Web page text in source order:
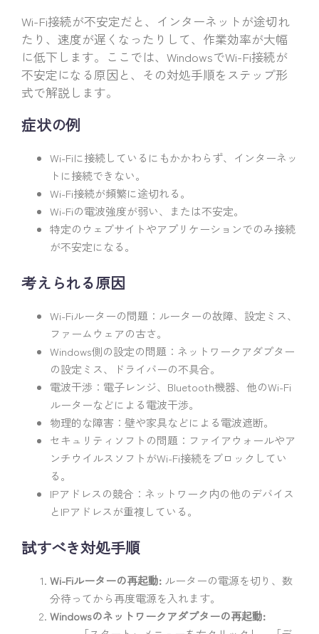
Wi-Fi接続が不安定だと、インターネットが途切れ
たり、速度が遅くなったりして、作業効率が大幅
に低下します。ここでは、WindowsでWi-Fi接続が
不安定になる原因と、その対処手順をステップ形
式で解説します。
症状の例
Wi-Fiに接続しているにもかかわらず、インターネッ
トに接続できない。
Wi-Fi接続が頻繁に途切れる。
Wi-Fiの電波強度が弱い、または不安定。
特定のウェブサイトやアプリケーションでのみ接続
が不安定になる。
考えられる原因
Wi-Fiルーターの問題：ルーターの故障、設定ミス、
ファームウェアの古さ。
Windows側の設定の問題：ネットワークアダプター
の設定ミス、ドライバーの不具合。
電波干渉：電子レンジ、Bluetooth機器、他のWi-Fi
ルーターなどによる電波干渉。
物理的な障害：壁や家具などによる電波遮断。
セキュリティソフトの問題：ファイアウォールやア
ンチウイルスソフトがWi-Fi接続をブロックしてい
る。
IPアドレスの競合：ネットワーク内の他のデバイス
とIPアドレスが重複している。
試すべき対処手順
Wi-Fiルーターの再起動: ルーターの電源を切り、数
分待ってから再度電源を入れます。
Windowsのネットワークアダプターの再起動: